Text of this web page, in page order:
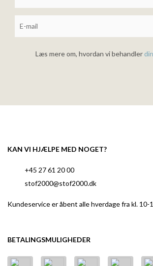
Læs mere om, hvordan vi behandler
KAN VI HJÆLPE MED NOGET?
+45 27 61 20 00
stof2000@stof2000.dk
Kundeservice er åbent alle hverdage fra kl. 10-
BETALINGSMULIGHEDER